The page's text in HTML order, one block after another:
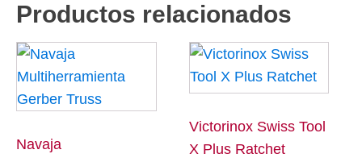
Productos relacionados
Navaja
Victorinox Swiss Tool
X Plus Ratchet